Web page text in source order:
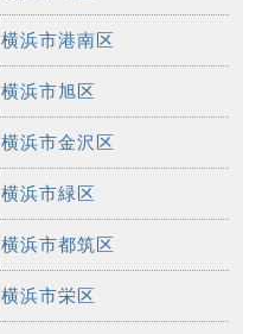
横浜市港南区
横浜市旭区
横浜市金沢区
横浜市緑区
横浜市都筑区
横浜市栄区